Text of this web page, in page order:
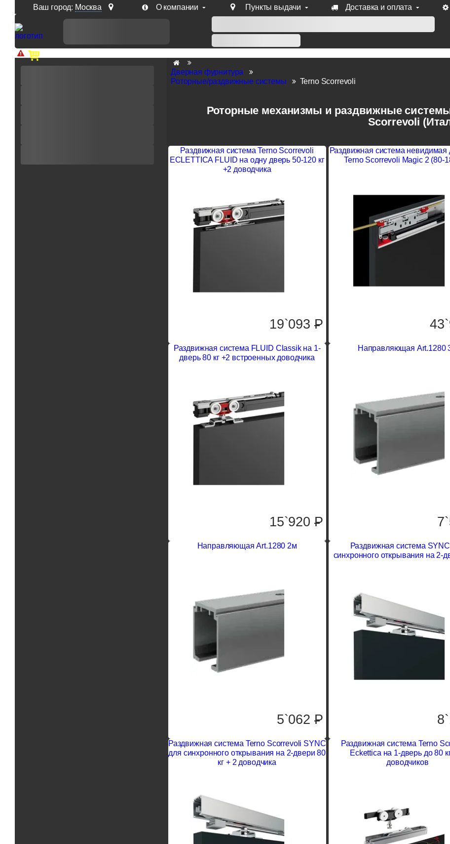
Ваш город: Москва О компании Пункты выдачи Доставка и оплата
Доп. скидка от цен на сайте 7% при заказе от 50 тыс. руб продукции Venezia, Fratelli, Tupai, Extreza, Melodia, Forme
Дверная фурнитура
Роторные/раздвижные системы
Terno Scorrevoli
Роторные механизмы и раздвижные
Scorrevoli
Раздвижная система Terno Scorrevoli
ECLETTICA FLUID на одну дверь 50-120 кг
+2 доводчика
19`093 P
Раздвижная система невидимая
Terno Scorrevoli Magic 2 (80-
Раздвижная система FLUID Classik на 1-
дверь 80 кг +2 встроенных доводчика
15`920 P
Направляющая Art.1280
Направляющая Art.1280 2м
5`062 P
Раздвижная система
синхронного открывания на 2-
Раздвижная система Terno Scorrevoli SYNC
для синхронного открывания на 2-двери 80
кг + 2 доводчика
Раздвижная система Terno
Eckettica на 1-дверь до 80
доводчиков